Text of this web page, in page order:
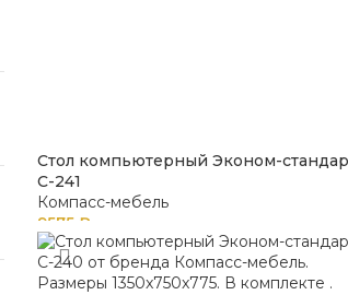
Стол компьютерный Эконом-
С-241
Компасс-мебель
9575 ₽